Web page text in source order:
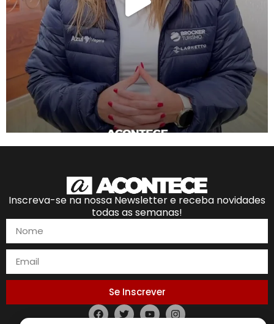
Inscreva-se na nossa Newsletter e receba novidades
todas as semanas!
Se Inscrever